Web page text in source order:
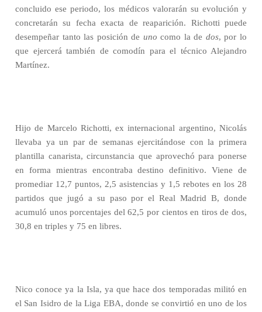
concluido ese periodo, los médicos valorarán su evolución y
concretarán su fecha exacta de reaparición. Richotti puede
desempeñar tanto las posición de uno como la de dos, por lo
que ejercerá también de comodín para el técnico Alejandro
Martínez.
Hijo de Marcelo Richotti, ex internacional argentino, Nicolás
llevaba ya un par de semanas ejercitándose con la primera
plantilla canarista, circunstancia que aprovechó para ponerse
en forma mientras encontraba destino definitivo. Viene de
promediar 12,7 puntos, 2,5 asistencias y 1,5 rebotes en los 28
partidos que jugó a su paso por el Real Madrid B, donde
acumuló unos porcentajes del 62,5 por cientos en tiros de dos,
30,8 en triples y 75 en libres.
Nico conoce ya la Isla, ya que hace dos temporadas militó en
el San Isidro de la Liga EBA, donde se convirtió en uno de los